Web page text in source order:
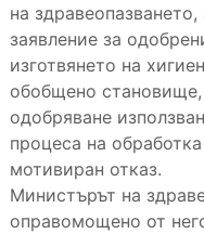
на
заявление за
изготвянето на
обобщено
одобряване
процеса на
мотивиран отказ.
Министърът на
оправомощено от